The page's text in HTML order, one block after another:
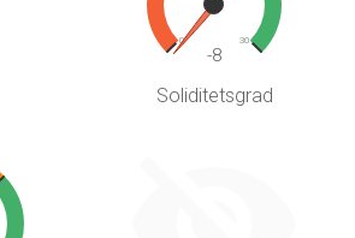
0 30
-8
Soliditetsgrad